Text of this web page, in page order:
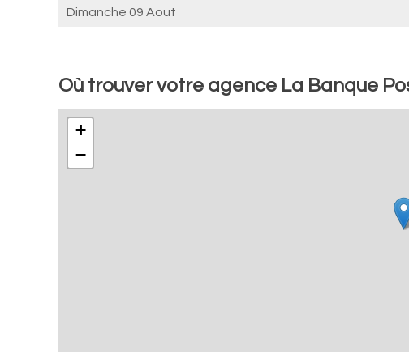
Dimanche 09 Aout
Où trouver votre agence La Banque
+
−